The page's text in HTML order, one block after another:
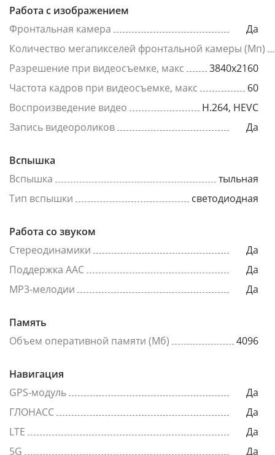
Работа с изображением
Фронтальная камера
Да
Количество мегапикселей фронтальной камеры (Мп)
Разрешение при видеосъемке, макс
3840x2160
Частота кадров при видеосъемке, макс
60
Воспроизведение видео
H.264, HEVC
Запись видеороликов
Да
Вспышка
Вспышка
тыльная
Тип вспышки
светодиодная
Работа со звуком
Стереодинамики
Да
Поддержка AAC
Да
MP3-мелодии
Да
Память
Объем оперативной памяти (Мб)
4096
Навигация
GPS-модуль
Да
ГЛОНАСС
Да
LTE
Да
5G
Да